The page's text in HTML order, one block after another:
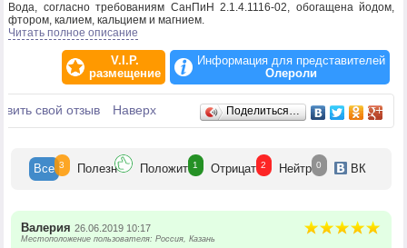
Вода, согласно требованиям СанПиН 2.1.4.1116-02, обогащена йодом,
фтором, калием, кальцием и магнием.
Виды воды ТМ «Олероли»: «Олероли» (содержит все микроэлементы),
Вода разливается в ёмкости следующего объёма: 19л., 11.3л., 10л., 5л.,
1,5л., 0,5л.
Читать полное описание
V.I.P.
размещение
Информация для представителей
Олероли
Отзывы
свой отзыв Наверх Поделиться…
Все 3 Полезн Положит 1 Отрицат 2 Нейтр 0 ВК
Валерия 26.06.2019 10:17
Местоположение пользователя: Россия, Казань